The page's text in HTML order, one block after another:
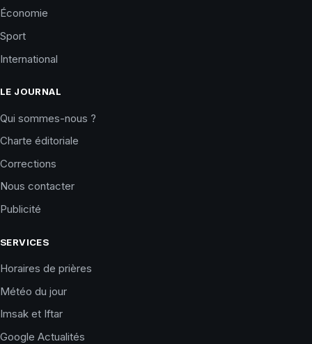
Économie
Sport
International
LE JOURNAL
Qui sommes-nous ?
Charte éditoriale
Corrections
Nous contacter
Publicité
SERVICES
Horaires de prières
Météo du jour
Imsak et Iftar
Google Actualités